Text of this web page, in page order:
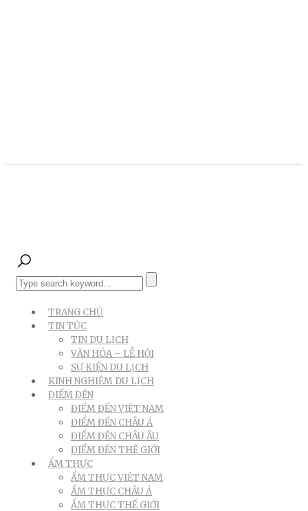
TRANG CHỦ
TIN TỨC
TIN DU LỊCH
VĂN HÓA – LỄ HỘI
SỰ KIỆN DU LỊCH
KINH NGHIỆM DU LỊCH
ĐIỂM ĐẾN
ĐIỂM ĐẾN VIỆT NAM
ĐIỂM ĐẾN CHÂU Á
ĐIỂM ĐẾN CHÂU ÂU
ĐIỂM ĐẾN THẾ GIỚI
ẨM THỰC
ẨM THỰC VIỆT NAM
ẨM THỰC CHÂU Á
ẨM THỰC THẾ GIỚI